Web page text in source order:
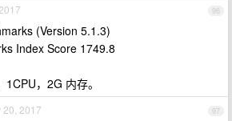
96
(Version 5.1.3)
Index Score 1749.8
，2G 内存。
97
20, 2017